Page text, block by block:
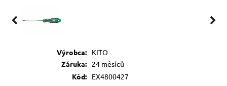
Výrobca:
KITO
Záruka:
24 měsíců
Kód:
EX4800427